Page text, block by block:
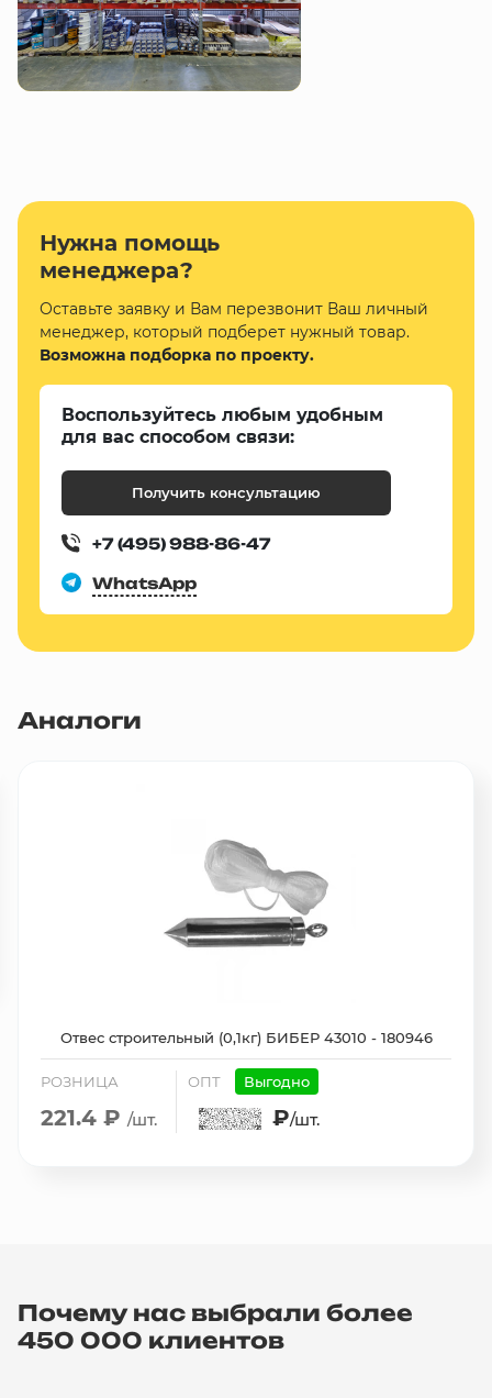
Нужна помощь
менеджера?
Оставьте заявку и Вам перезвонит Ваш личный
менеджер, который подберет нужный товар.
Возможна подборка по проекту.
Воспользуйтесь любым удобным
для вас способом связи:
Получить консультацию
+7 (495) 988-86-47
WhatsApp
Аналоги
Отвес строительный (0,1кг) БИБЕР 43010 - 180946
РОЗНИЦА
221.4 ₽ /шт.
ОПТ Выгодно
₽/шт.
Почему нас выбрали более
450 000 клиентов